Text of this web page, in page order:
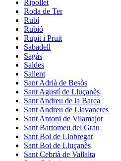
Ripollet
Roda de Ter
Rubí
Rubió
Rupit i Pruit
Sabadell
Sagàs
Saldes
Sallent
Sant Adrià de Besòs
Sant Agustí de Lluçanès
Sant Andreu de la Barca
Sant Andreu de Llavaneres
Sant Antoni de Vilamajor
Sant Bartomeu del Grau
Sant Boi de Llobregat
Sant Boi de Lluçanès
Sant Cebrià de Vallalta